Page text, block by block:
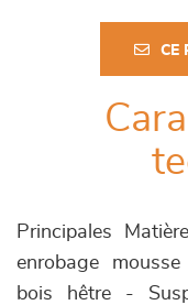
CE
Principales
enrobage
bois hêtre -